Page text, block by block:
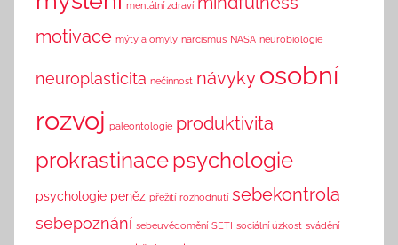
mentální zdraví
motivace mýty a omyly narcismus NASA neurobiologie
neuroplasticita nečinnost návyky osobní
rozvoj paleontologie produktivita
prokrastinacepsychologie
psychologie peněz přežití rozhodnutí sebekontrola
sebepoznání sebeuvědomění SETI sociální úzkost svádění